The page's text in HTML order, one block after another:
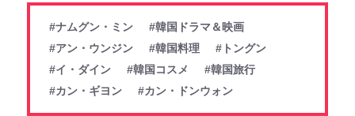
#ナムグン・ミン
#韓国ドラマ＆映画
#アン・ウンジン
#韓国料理
#トングン
#イ・ダイン
#韓国コスメ
#韓国旅行
#カン・ギヨン
#カン・ドンウォン